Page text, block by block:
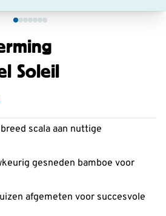
Soleil
scala aan nuttige
gesneden bamboe voor
afgemeten voor succesvole